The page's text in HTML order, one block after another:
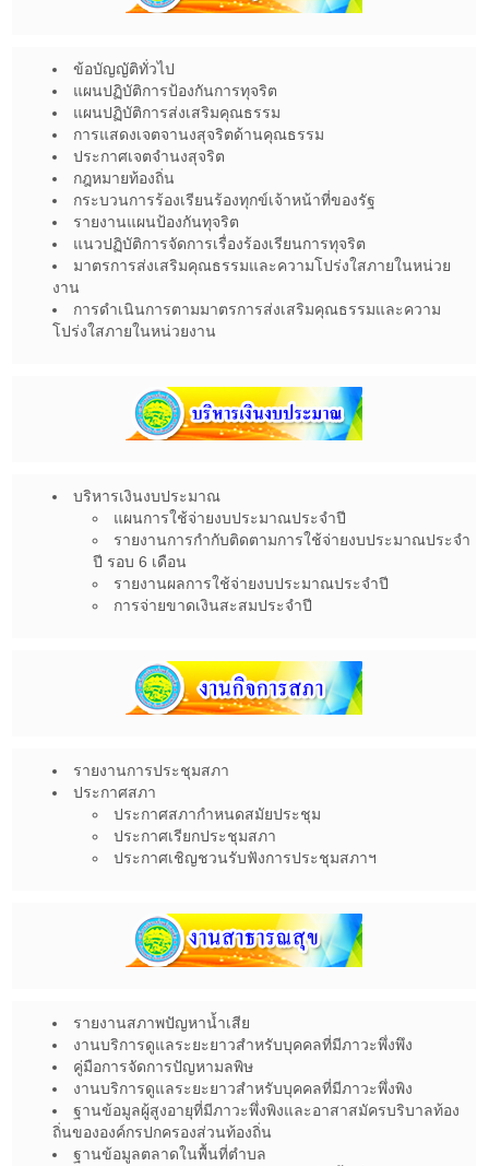
ข้อบัญญัติทั่วไป
แผนปฏิบัติการป้องกันการทุจริต
แผนปฏิบัติการส่งเสริมคุณธรรม
การแสดงเจตจานงสุจริตด้านคุณธรรม
ประกาศเจตจำนงสุจริต
กฎหมายท้องถิ่น
กระบวนการร้องเรียนร้องทุกข์เจ้าหน้าที่ของรัฐ
รายงานแผนป้องกันทุจริต
แนวปฏิบัติการจัดการเรื่องร้องเรียนการทุจริต
มาตรการส่งเสริมคุณธรรมและความโปร่งใสภายในหน่วย
งาน
การดำเนินการตามมาตรการส่งเสริมคุณธรรมและความ
โปร่งใสภายในหน่วยงาน
บริหารเงินงบประมาณ
แผนการใช้จ่ายงบประมาณประจำปี
รายงานการกำกับติดตามการใช้จ่ายงบประมาณประจำ
ปี รอบ 6 เดือน
รายงานผลการใช้จ่ายงบประมาณประจำปี
การจ่ายขาดเงินสะสมประจำปี
รายงานการประชุมสภา
ประกาศสภา
ประกาศสภากำหนดสมัยประชุม
ประกาศเรียกประชุมสภา
ประกาศเชิญชวนรับฟังการประชุมสภาฯ
รายงานสภาพปัญหาน้ำเสีย
งานบริการดูแลระยะยาวสำหรับบุคคลที่มีภาวะพึ่งพึง
คู่มือการจัดการปัญหามลพิษ
งานบริการดูแลระยะยาวสำหรับบุคคลที่มีภาวะพึ่งพิง
ฐานข้อมูลผู้สูงอายุที่มีภาวะพึ่งพิงและอาสาสมัครบริบาลท้อง
ถิ่นขององค์กรปกครองส่วนท้องถิ่น
ฐานข้อมูลตลาดในพื้นที่ตำบล